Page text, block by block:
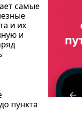
самые
и их
и
пункта